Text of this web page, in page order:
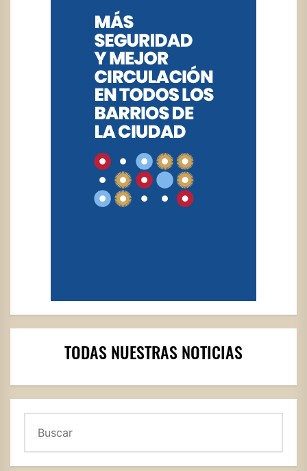
TODAS NUESTRAS NOTICIAS